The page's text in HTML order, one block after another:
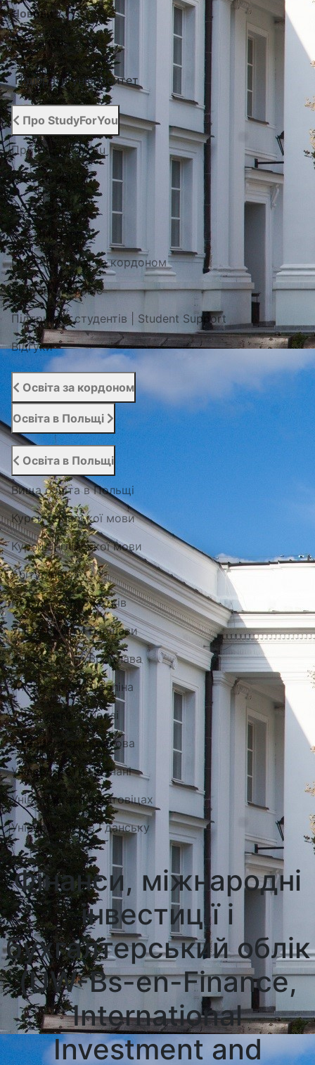
Новини
Контакти
Підібрати університет
Про StudyForYou
Про StudyForYou
Наші проекти
Фото/Відео
Сертифікати
Портал освіти за кордоном
Вступний сервіс
Підтримка студентів | Student Support
Відгуки
Освіта за кордоном
Освіта в Польщі
Освіта в Польщі
Вища освіта в Польщі
Курси польської мови
Курси англійської мови
Абітурієнту
Каталог гуртожитків
Університети Варшави
Університети Вроцлава
Університети Любліна
Університети Лодзі
Університети Кракова
Університети Познані
Університети в Катовіцах
Університети в Гданську
Фінанси, міжнародні
інвестиції і
бухгалтерський облік
(UW-Bs-en-Finance,
International
Investment and